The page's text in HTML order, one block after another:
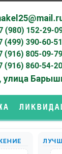
(980) 152-29-
(499) 390-60-51
(916) 805-09-79
(916) 860-54-20
улица